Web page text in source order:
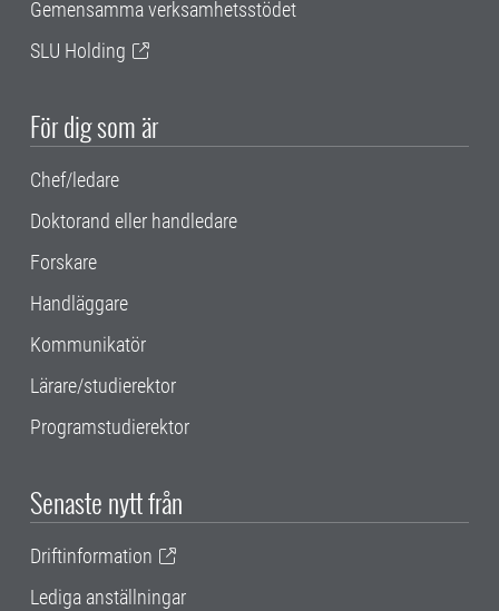
Gemensamma verksamhetsstödet
SLU Holding
För dig som är
Chef/ledare
Doktorand eller handledare
Forskare
Handläggare
Kommunikatör
Lärare/studierektor
Programstudierektor
Senaste nytt från
Driftinformation
Lediga anställningar